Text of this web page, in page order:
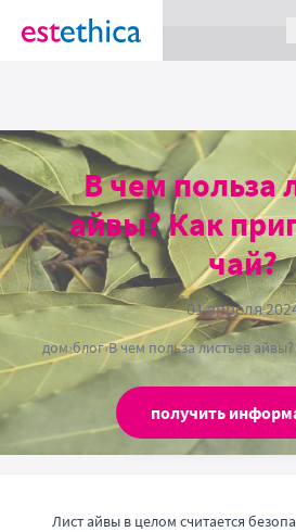
section Service {
В чем польза
айвы? Как
чай?
01 апреля
дом›блог›В чем польза листьев
получить
Лист айвы в целом считается